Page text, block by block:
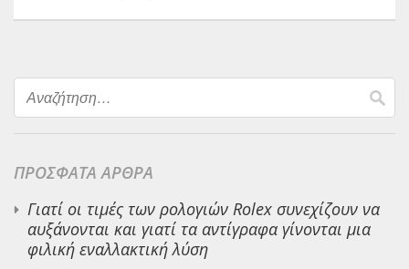
Αναζήτηση
για:
ΠΡΌΣΦΑΤΑ ΆΡΘΡΑ
Γιατί οι τιμές των ρολογιών Rolex συνεχίζουν να
αυξάνονται και γιατί τα αντίγραφα γίνονται μια
φιλική εναλλακτική λύση